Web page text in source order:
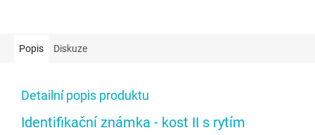
Popis Diskuze
Detailní popis produktu
Identifikační známka - kost II s rytím